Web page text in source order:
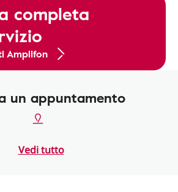
completa
Amplifon
un appuntamento
Vedi tutto